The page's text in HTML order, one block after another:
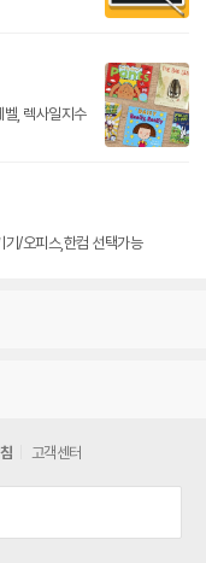
벨, 렉사일지수
/오피스,한컴 선택가능
고객센터